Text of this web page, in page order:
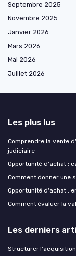
Septembre 2025
Novembre 2025
Janvier 2026
Mars 2026
Mai 2026
Juillet 2026
Les plus lus
Comprendre la vente
judiciaire
Opportunité d'achat :
Comment donner une
Opportunité d'achat :
Comment évaluer la
Les derniers
Structurer